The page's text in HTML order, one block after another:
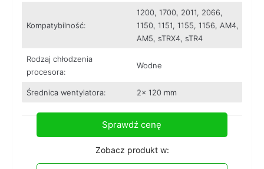
Kompatybilność:
1200, 1700, 2011, 2066,
1150, 1151, 1155, 1156, AM4,
AM5, sTRX4, sTR4
Rodzaj chłodzenia
procesora:
Wodne
Średnica wentylatora: 2x 120 mm
Sprawdź cenę
Zobacz produkt w: